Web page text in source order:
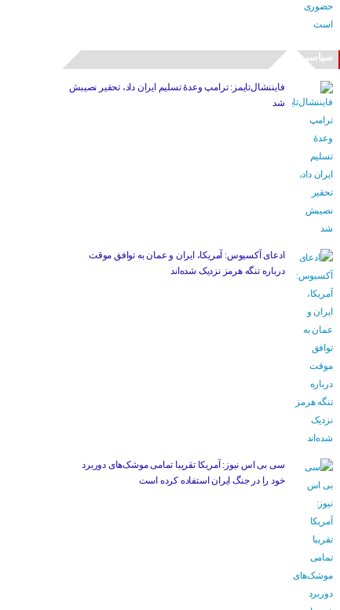
سیاسی
فایننشال‌تایمز: ترامپ وعدۀ تسلیم ایران داد، تحقیر نصیبش
شد
ادعای آکسیوس: آمریکا، ایران و عمان به توافق موقت
درباره تنگه هرمز نزدیک شده‌اند
سی بی اس نیوز: آمریکا تقریبا تمامی موشک‌های دوربرد
خود را در جنگ ایران استفاده کرده است